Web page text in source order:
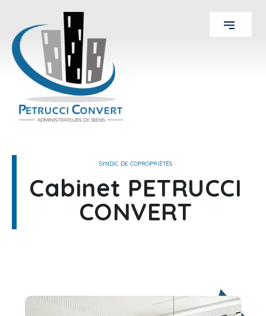
SYNDIC DE COPROPRIÉTÉS
Cabinet PETRUCCI
CONVERT